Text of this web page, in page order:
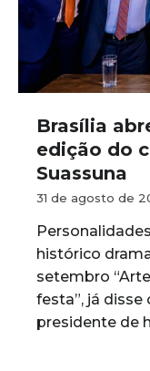
Brasília
edição do
Suassuna
31 de agosto de
histórico
setembro
festa”, já
presidente de